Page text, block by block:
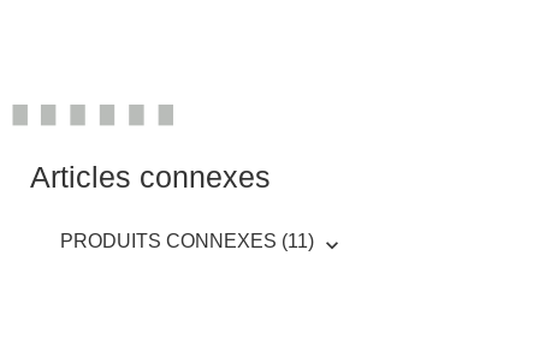
Articles connexes
PRODUITS CONNEXES (11)